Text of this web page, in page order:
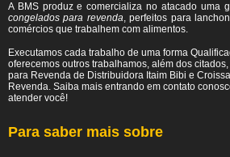
A BMS produz e comercializa no atacado uma
congelados para revenda, perfeitos para
comércios que trabalhem com alimentos.
Executamos cada trabalho de uma forma
oferecemos outros trabalhamos, além dos
para Revenda de Distribuidora Itaim Bibi e
Revenda. Saiba mais entrando em contato
atender você!
Para saber mais sobre